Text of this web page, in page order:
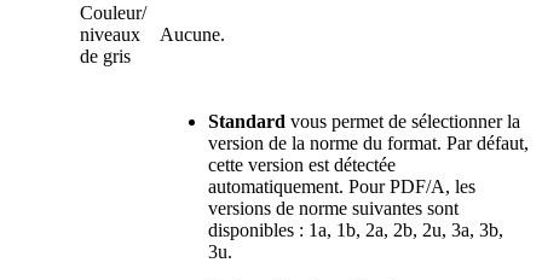
Couleur/
niveaux
de gris
Aucune.
Standard vous permet de sélectionner la
version de la norme du format. Par défaut,
cette version est détectée
automatiquement. Pour PDF/A, les
versions de norme suivantes sont
disponibles : 1a, 1b, 2a, 2b, 2u, 3a, 3b,
3u.